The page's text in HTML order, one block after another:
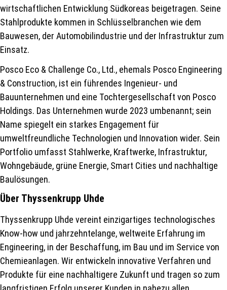
wirtschaftlichen Entwicklung Südkoreas beigetragen. Seine
Stahlprodukte kommen in Schlüsselbranchen wie dem
Bauwesen, der Automobilindustrie und der Infrastruktur zum
Einsatz.
Posco Eco & Challenge Co., Ltd., ehemals Posco Engineering
& Construction, ist ein führendes Ingenieur- und
Bauunternehmen und eine Tochtergesellschaft von Posco
Holdings. Das Unternehmen wurde 2023 umbenannt; sein
Name spiegelt ein starkes Engagement für
umweltfreundliche Technologien und Innovation wider. Sein
Portfolio umfasst Stahlwerke, Kraftwerke, Infrastruktur,
Wohngebäude, grüne Energie, Smart Cities und nachhaltige
Baulösungen.
Über Thyssenkrupp Uhde
Thyssenkrupp Uhde vereint einzigartiges technologisches
Know-how und jahrzehntelange, weltweite Erfahrung im
Engineering, in der Beschaffung, im Bau und im Service von
Chemieanlagen. Wir entwickeln innovative Verfahren und
Produkte für eine nachhaltigere Zukunft und tragen so zum